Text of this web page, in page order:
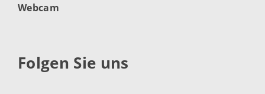
Webcam
Folgen Sie uns